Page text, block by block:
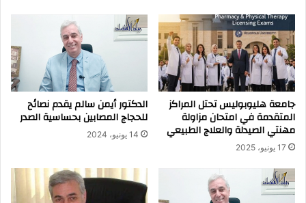
جامعة هليوبوليس تحتل المراكز
المتقدمة في امتحان مزاولة
مهنتي الصيدلة والعلاج الطبيعي
17 يونيو، 2025
الدكتور أيمن سالم يقدم نصائح
للحجاج المصابين بحساسية الصدر
14 يونيو، 2024